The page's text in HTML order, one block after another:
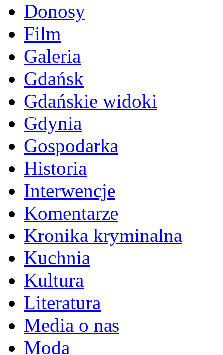
Donosy
Film
Galeria
Gdańsk
Gdańskie widoki
Gdynia
Gospodarka
Historia
Interwencje
Komentarze
Kronika kryminalna
Kuchnia
Kultura
Literatura
Media o nas
Moda